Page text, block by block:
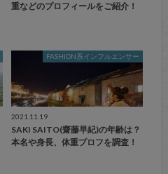
重などのプロフィールをご紹介！
FASHION系インフルエンサー
2021.11.19
SAKI SAITO(齋藤早紀)の年齢は？
本名や身長、体重プロフを調査！